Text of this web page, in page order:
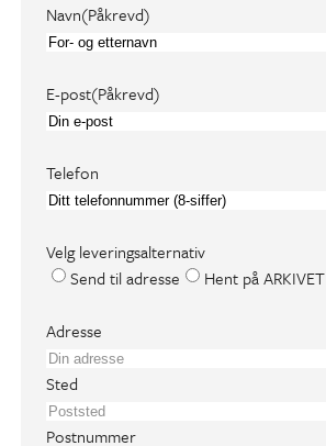
Navn(Påkrevd)
E-post(Påkrevd)
Telefon
Velg leveringsalternativ
Send til adresse
Hent på ARKIVET
A
d
r
e
s
Adresse
Sted
Postnummer